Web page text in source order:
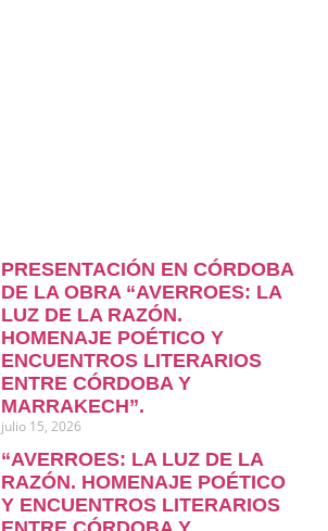
PRESENTACIÓN EN CÓRDOBA
DE LA OBRA “AVERROES: LA
LUZ DE LA RAZÓN.
HOMENAJE POÉTICO Y
ENCUENTROS LITERARIOS
ENTRE CÓRDOBA Y
MARRAKECH”.
julio 15, 2026
“AVERROES: LA LUZ DE LA
RAZÓN. HOMENAJE POÉTICO
Y ENCUENTROS LITERARIOS